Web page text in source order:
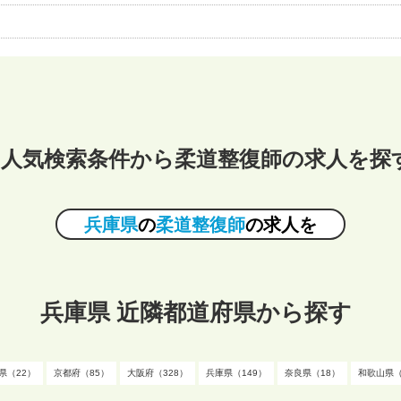
人気検索条件から柔道整復師の求人を探
兵庫県の柔道整復師の求人を
兵庫県 近隣都道府県から探す
（22） 京都府（85） 大阪府（328） 兵庫県（149） 奈良県（18） 和歌山県